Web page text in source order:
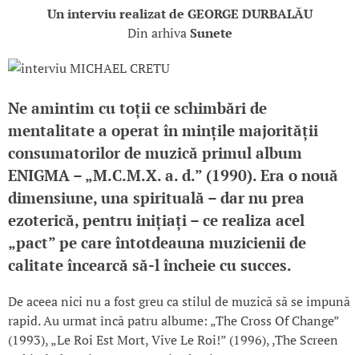
Un interviu realizat de GEORGE DURBALĂU
Din arhivaSunete
Ne amintim cu toții ce schimbări de
mentalitate a operat în mințile majorității
consumatorilor de muzică primul album
ENIGMA – „M.C.M.X. a. d.” (1990). Era o nouă
dimensiune, una spirituală – dar nu prea
ezoterică, pentru inițiați – ce realiza acel
„pact” pe care întotdeauna muzicienii de
calitate încearcă să-l încheie cu succes.
De aceea nici nu a fost greu ca stilul de muzică să se impună
rapid. Au urmat încă patru albume: „The Cross Of Change”
(1993), „Le Roi Est Mort, Vive Le Roi!” (1996), ,The Screen